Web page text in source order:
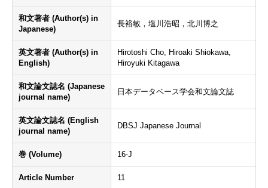
和文著者 (Author(s) in
Japanese)
長裕敏，塩川浩昭，北川博之
英文著者 (Author(s) in
English)
Hirotoshi Cho, Hiroaki Shiokawa,
Hiroyuki Kitagawa
和文論文誌名 (Japanese
journal name)
日本データベース学会和文論文誌
英文論文誌名 (English
journal name)
DBSJ Japanese Journal
巻 (Volume) 16-J
Article Number 11